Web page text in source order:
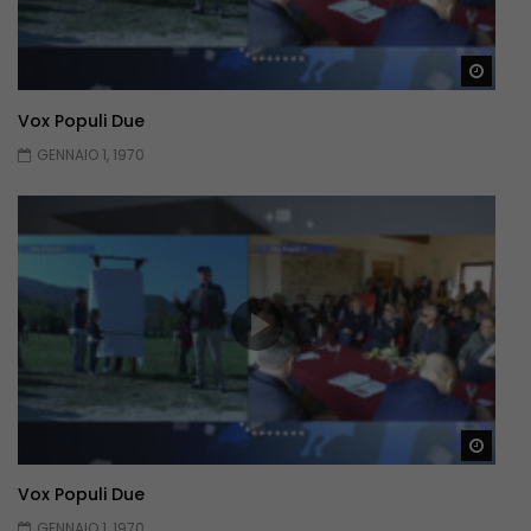
Vox Populi Due
GENNAIO 1, 1970
Vox Populi Due